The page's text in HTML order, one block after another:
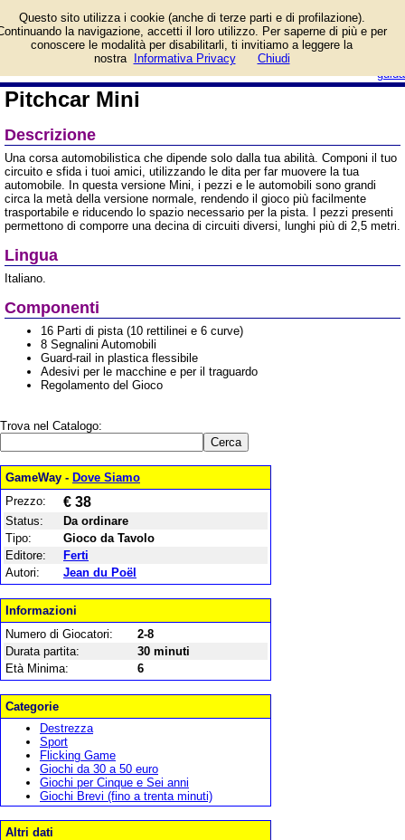
guida
Mini e prezzo di vendita.
Prodotto da Ferti
Pitchcar Mini
Descrizione
Una corsa automobilistica che dipende solo dalla tua abilità. Componi il tuo
circuito e sfida i tuoi amici, utilizzando le dita per far muovere la tua
automobile. In questa versione Mini, i pezzi e le automobili sono grandi
circa la metà della versione normale, rendendo il gioco più facilmente
trasportabile e riducendo lo spazio necessario per la pista. I pezzi presenti
permettono di comporre una decina di circuiti diversi, lunghi più di 2,5 metri.
Lingua
Italiano.
Componenti
16 Parti di pista (10 rettilinei e 6 curve)
8 Segnalini Automobili
Guard-rail in plastica flessibile
Adesivi per le macchine e per il traguardo
Regolamento del Gioco
Trova nel Catalogo:
GameWay - Dove Siamo
Prezzo:
€ 38
Status:
Da ordinare
Tipo:
Gioco da Tavolo
Editore:
Ferti
Autori:
Jean du Poël
Informazioni
Numero di Giocatori:
2-8
Durata partita:
30 minuti
Età Minima:
6
Categorie
Destrezza
Sport
Flicking Game
Giochi da 30 a 50 euro
Giochi per Cinque e Sei anni
Giochi Brevi (fino a trenta minuti)
Altri dati
Questo sito utilizza i cookie (anche di terze parti e di profilazione).
la navigazione, accetti il loro utilizzo. Per saperne di più e per
conoscere le modalità per disabilitarli, ti invitiamo a leggere la
nostra
Informativa Privacy Chiudi